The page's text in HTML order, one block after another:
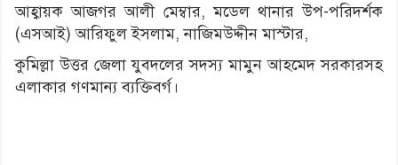
আহ্বায়ক আজগর আলী মেম্বার, মডেল থানার উপ-পরিদর্শক
(এসআই) আরিফুল ইসলাম, নাজিমউদ্দীন মাস্টার,
কুমিল্লা উত্তর জেলা যুবদলের সদস্য মামুন আহমেদ সরকারসহ
এলাকার গণমান্য ব্যক্তিবর্গ।